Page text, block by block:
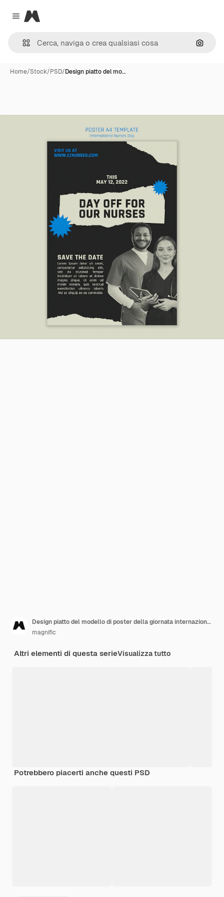
Close menu
Magnific
Cerca
Home/Stock/PSD/Design piatto del mo…
Design piatto del modello di poster della giornata internazionale degli infermieri
magnific
Altri elementi di questa serieVisualizza tutto
Potrebbero piacerti anche questi PSD